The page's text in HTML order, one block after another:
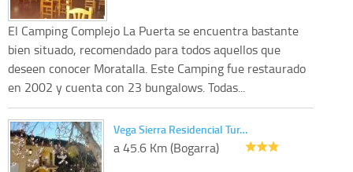
El Camping Complejo La Puerta se encuentra bastante
bien situado, recomendado para todos aquellos que
deseen conocer Moratalla. Este Camping fue restaurado
en 2002 y cuenta con 23 bungalows. Todas...
Vega Sierra Residencial Tur…
a 45.6 Km (Bogarra)